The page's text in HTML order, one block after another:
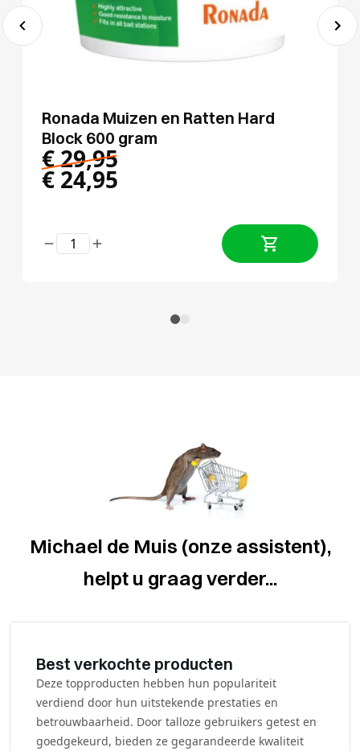
Ronada Muizen en Ratten Hard
Block 600 gram
€29,95
€ 24,95
Michael de Muis (onze assistent),
helpt u graag verder...
Best verkochte producten
Deze topproducten hebben hun populariteit
verdiend door hun uitstekende prestaties en
betrouwbaarheid. Door talloze gebruikers getest en
goedgekeurd, bieden ze gegarandeerde kwaliteit